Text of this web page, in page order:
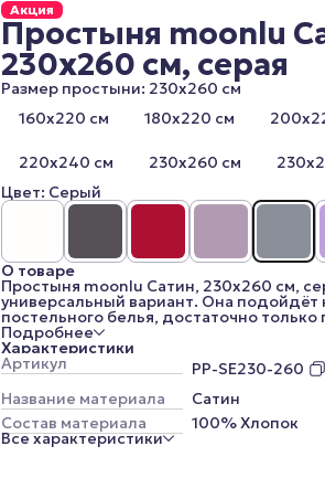
Акция
Простыня moonlu
230x260 см, серая
Размер простыни: 230x260 см
160x220 см
180x220 см
220x240 см 230x260 см
Цвет: Серый
О товаре
Простыня moonlu Сатин, 230x260 см,
универсальный вариант. Она подойдёт
постельного белья, достаточно только
подобрать цвет. Изготовлена из 100%-
хлопка, практичного и простого в уходе.
Серый цвет – спокойный и сдержанный,
вписывается в любой стиль и не
Вы можете выбрать простыни разной
любую кровать. Простыня из
шелковистого сатина станет любимой
использовать её снова и снова, а она не
Подробнее
Характеристики
Артикул
PP-SE230-260
Название материала
Сатин
Состав материала
100% Хлопок
Все характеристики